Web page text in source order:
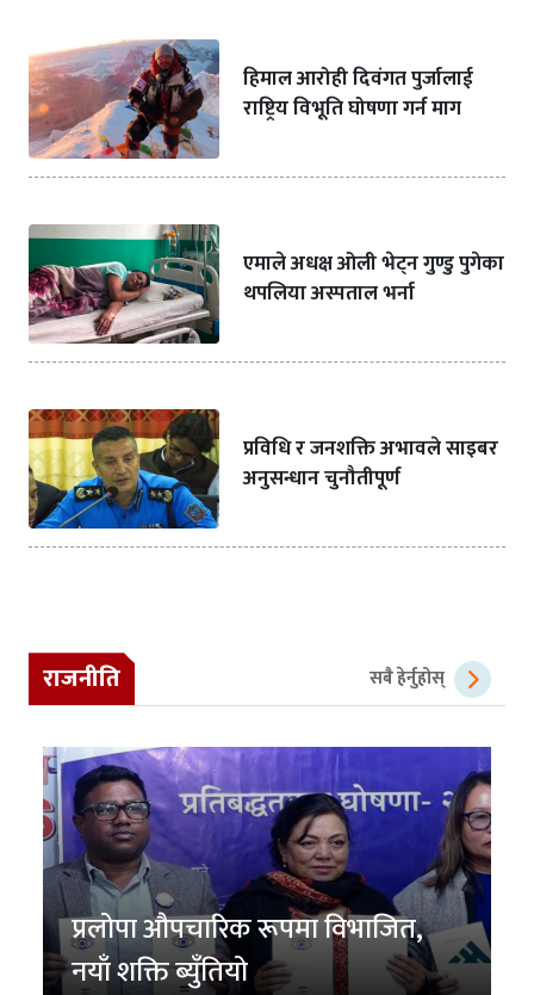
हिमाल आरोही दिवंगत पुर्जालाई
राष्ट्रिय विभूति घोषणा गर्न माग
एमाले अधक्ष ओली भेट्न गुण्डु पुगेका
थपलिया अस्पताल भर्ना
प्रविधि र जनशक्ति अभावले साइबर
अनुसन्धान चुनौतीपूर्ण
राजनीति सबै हेर्नुहोस्
प्रलोपा औपचारिक रूपमा विभाजित,
नयाँ शक्ति ब्युँतियो